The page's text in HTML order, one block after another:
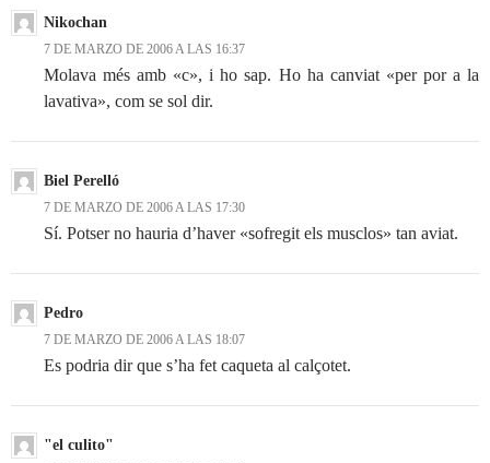
Nikochan
7 DE MARZO DE 2006 A LAS 16:37
Molava més amb «c», i ho sap. Ho ha canviat «per por a la
lavativa», com se sol dir.
Biel Perelló
7 DE MARZO DE 2006 A LAS 17:30
Sí. Potser no hauria d’haver «sofregit els musclos» tan aviat.
Pedro
7 DE MARZO DE 2006 A LAS 18:07
Es podria dir que s’ha fet caqueta al calçotet.
"el culito"